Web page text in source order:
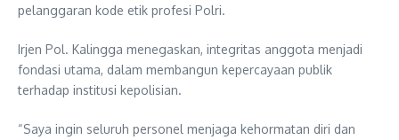
pelanggaran kode etik profesi Polri.
Irjen Pol. Kalingga menegaskan, integritas anggota menjadi
fondasi utama, dalam membangun kepercayaan publik
terhadap institusi kepolisian.
“Saya ingin seluruh personel menjaga kehormatan diri dan